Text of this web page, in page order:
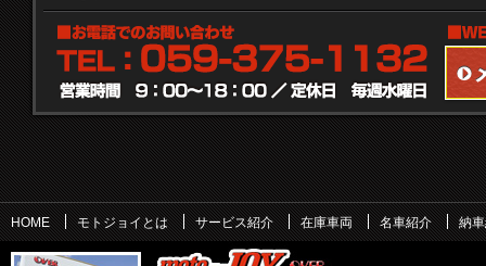
HOME モトジョイとは サービス紹介 在庫車両 名車紹介 納